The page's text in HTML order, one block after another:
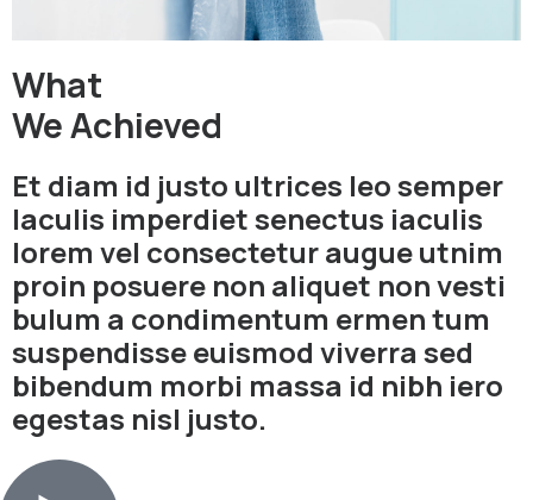
What
We Achieved
Et diam id justo ultrices leo semper
Iaculis imperdiet senectus iaculis
lorem vel consectetur augue utnim
proin posuere non aliquet non vesti
bulum a condimentum ermen tum
suspendisse euismod viverra sed
bibendum morbi massa id nibh iero
egestas nisl justo.